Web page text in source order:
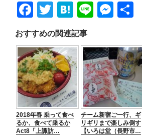
F
a
c
e
b
o
o
k
T
wi
tt
er
H
at
e
n
a
Li
e
M
ss
e
n
g
er
おすすめの関連記事
2018年春 乗って食べ
るか、食べて乗るか
Act8「上諏訪…
チーム新宿ご一行、ギ
リギリまで楽しみ倒す
【いろは堂（長野市…